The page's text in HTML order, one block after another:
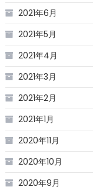
2021年6月
2021年5月
2021年4月
2021年3月
2021年2月
2021年1月
2020年11月
2020年10月
2020年9月